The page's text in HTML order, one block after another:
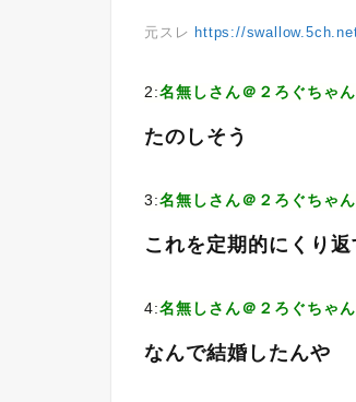
元スレ https://
2:名無しさん＠２ろぐちゃ
たのしそう
3:名無しさん＠２ろぐちゃ
これを定期的にくり返
4:名無しさん＠２ろぐちゃ
なんで結婚したんや